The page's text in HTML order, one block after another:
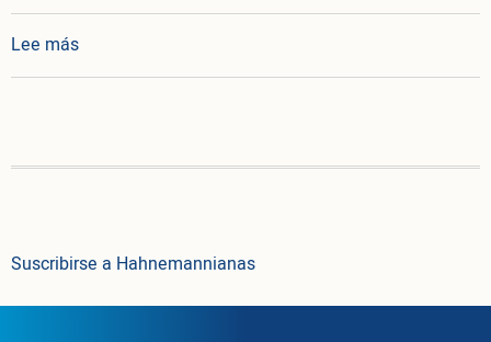
Lee mássobre ScabiHom
Suscribirse a Hahnemannianas